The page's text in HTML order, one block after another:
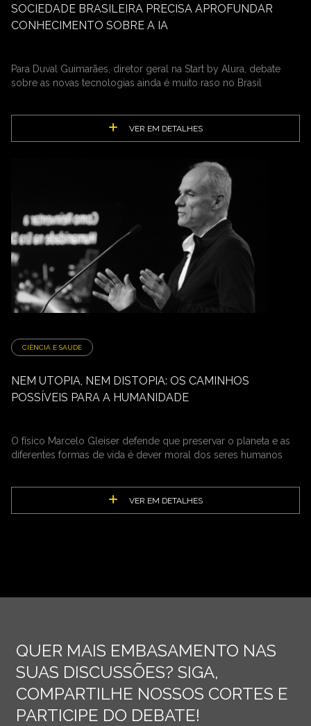
SOCIEDADE BRASILEIRA PRECISA APROFUNDAR
CONHECIMENTO SOBRE A IA
Para Duval Guimarães, diretor geral na Start by Alura, debate
sobre as novas tecnologias ainda é muito raso no Brasil
VER EM DETALHES
CIÊNCIA E SAÚDE
NEM UTOPIA, NEM DISTOPIA: OS CAMINHOS
POSSÍVEIS PARA A HUMANIDADE
O físico Marcelo Gleiser defende que preservar o planeta e as
diferentes formas de vida é dever moral dos seres humanos
VER EM DETALHES
QUER MAIS EMBASAMENTO NAS
SUAS DISCUSSÕES? SIGA,
COMPARTILHE NOSSOS CORTES E
PARTICIPE DO DEBATE!